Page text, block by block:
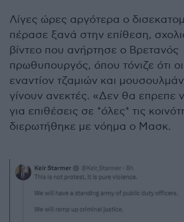
Λίγες ώρες αργότερα ο
πέρασε ξανά στην επίθεση,
βίντεο που ανήρτησε ο Βρετανός
πρωθυπουργός, όπου τόνιζε ότι οι
εναντίον τζαμιών και
γίνουν ανεκτές. «Δεν θα επρεπε
για επιθέσεις σε *όλες* τις
διερωτήθηκε με νόημα ο Μασκ.